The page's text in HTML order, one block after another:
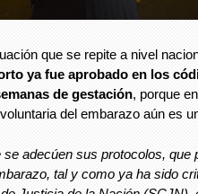
que se repite a nivel
ya fue aprobado en los
de gestación, porque
del embarazo aún es
se adecúen sus protocolos, que
tal y como ya ha sido